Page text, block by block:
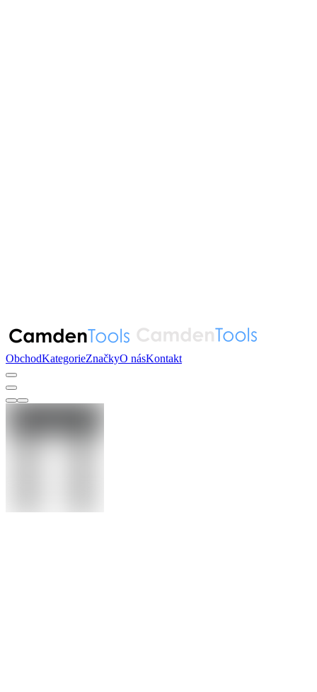
ObchodKategorieZnačkyO násKontakt